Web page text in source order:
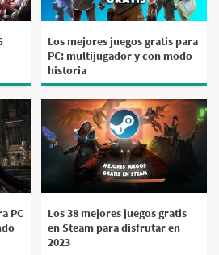
Los mejores juegos gratis para
PC: multijugador y con modo
historia
PC
Los 38 mejores juegos gratis
en Steam para disfrutar en
2023